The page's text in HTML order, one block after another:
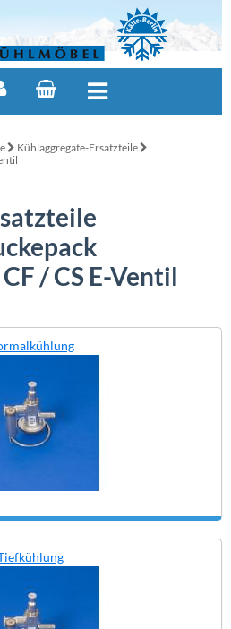
Kühlaggregate-Ersatzteile
/ CS E-Ventil